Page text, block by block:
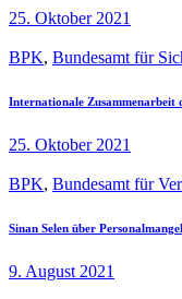
25. Oktober 2021
BPK, Bundesamt für
Internationale Zusammenarbeit
25. Oktober 2021
BPK, Bundesamt für
Sinan Selen über
9. August 2021